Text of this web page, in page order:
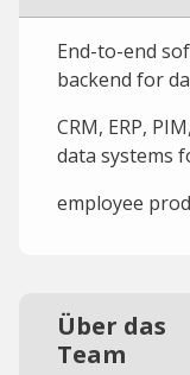
End-to-end
backend for
CRM, ERP,
data systems
employee
Über das
Team